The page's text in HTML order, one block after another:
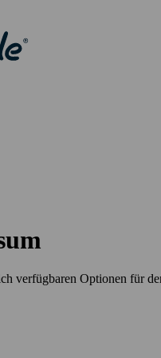
verfügbaren Optionen für